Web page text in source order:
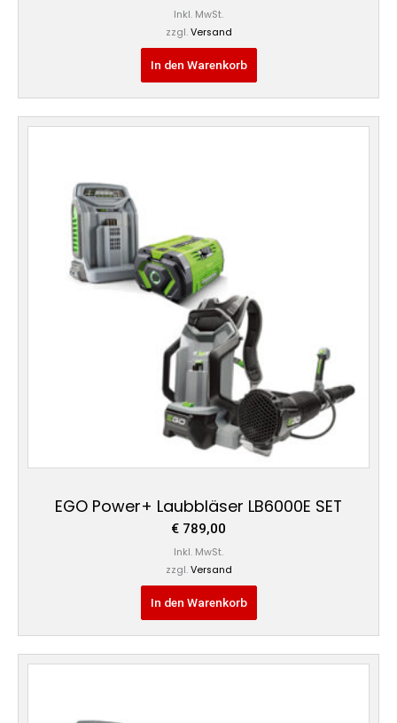
Inkl. MwSt.
zzgl. Versand
In den Warenkorb
EGO Power+ Laubbläser LB6000E SET
€ 789,00
Inkl. MwSt.
zzgl. Versand
In den Warenkorb